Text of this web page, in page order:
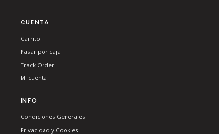
CUENTA
Carrito
Pasar por caja
Track Order
Mi cuenta
INFO
Condiciones Generales
Privacidad y Cookies